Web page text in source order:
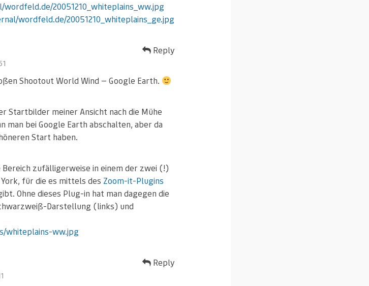
20051210_whiteplains_ww.jpg
wordfeld.de/20051210_whiteplains_ge.jpg
Shootout World Wind — Google Earth.
Startbilder meiner Ansicht nach die Mühe
man bei Google Earth abschalten, aber da
Start haben.
zufälligerweise in einem der zwei (!)
für die es mittels des Zoom-it-Plugins
Ohne dieses Plug-in hat man dagegen die
Darstellung (links) und
whiteplains-ww.jpg
Reply
Reply